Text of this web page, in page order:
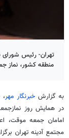
منطقه کشور، نماز
به گزارش خبرنگار مهر
در همایش روز
امامان جمعه موقت،
مجتمع آدینه تهران